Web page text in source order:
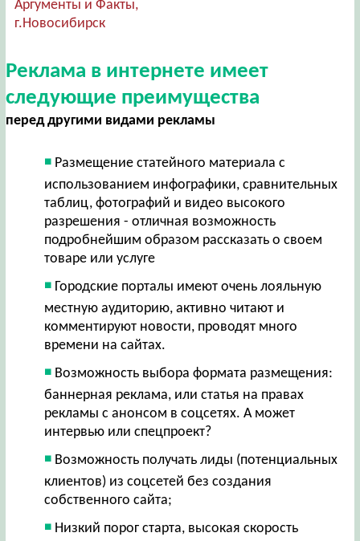
Аргументы и Факты,
г.Новосибирск
Реклама в интернете имеет
следующие преимущества
перед другими видами рекламы
Размещение статейного материала с
использованием инфографики, сравнительных
таблиц, фотографий и видео высокого
разрешения - отличная возможность
подробнейшим образом рассказать о своем
товаре или услуге
Городские порталы имеют очень лояльную
местную аудиторию, активно читают и
комментируют новости, проводят много
времени на сайтах.
Возможность выбора формата размещения:
баннерная реклама, или статья на правах
рекламы с анонсом в соцсетях. А может
интервью или спецпроект?
Возможность получать лиды (потенциальных
клиентов) из соцсетей без создания
собственного сайта;
Низкий порог старта, высокая скорость